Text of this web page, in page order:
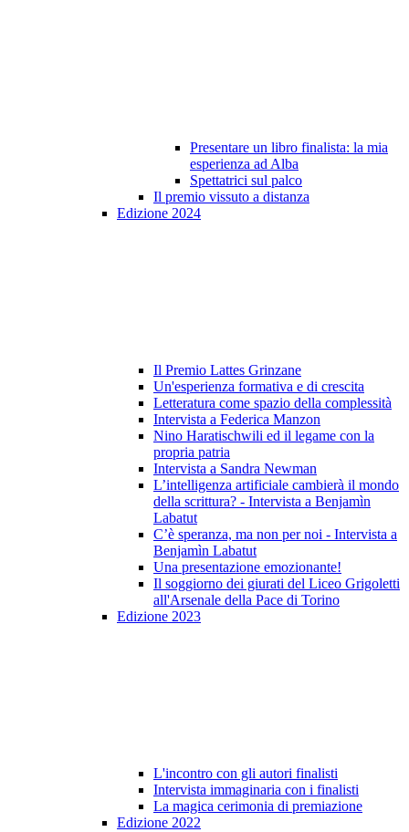
Presentare un libro finalista: la mia
esperienza ad Alba
Spettatrici sul palco
Il premio vissuto a distanza
Edizione 2024
Il Premio Lattes Grinzane
Un'esperienza formativa e di crescita
Letteratura come spazio della complessità
Intervista a Federica Manzon
Nino Haratischwili ed il legame con la
propria patria
Intervista a Sandra Newman
L’intelligenza artificiale cambierà il mondo
della scrittura? - Intervista a Benjamìn
Labatut
C’è speranza, ma non per noi - Intervista a
Benjamìn Labatut
Una presentazione emozionante!
Il soggiorno dei giurati del Liceo Grigoletti
all'Arsenale della Pace di Torino
Edizione 2023
L'incontro con gli autori finalisti
Intervista immaginaria con i finalisti
La magica cerimonia di premiazione
Edizione 2022